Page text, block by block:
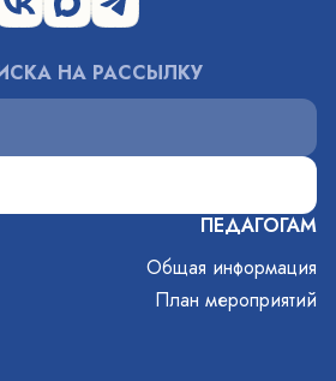
ПЕДАГОГАМ
Общая информация
План мероприятий
НА РАССЫЛКУ